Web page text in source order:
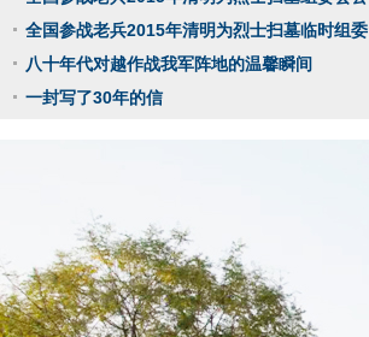
全国参战老兵2015年清明为烈士扫墓临时组委
八十年代对越作战我军阵地的温馨瞬间
一封写了30年的信